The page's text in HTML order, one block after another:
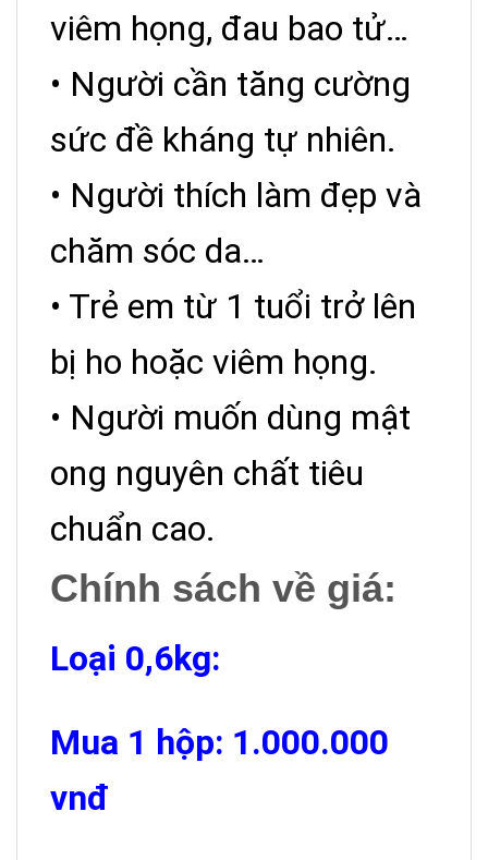
viêm họng, đau bao tử…
• Người cần tăng cường
sức đề kháng tự nhiên.
• Người thích làm đẹp và
chăm sóc da…
• Trẻ em từ 1 tuổi trở lên
bị ho hoặc viêm họng.
• Người muốn dùng mật
ong nguyên chất tiêu
chuẩn cao.
Chính sách về giá:
Loại 0,6kg:
Mua 1 hộp: 1.000.000
vnđ